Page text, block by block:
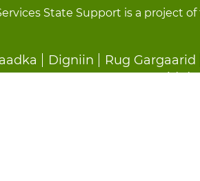
State Support is a project
Digniin Rug Gargaarid
Ka Baxid